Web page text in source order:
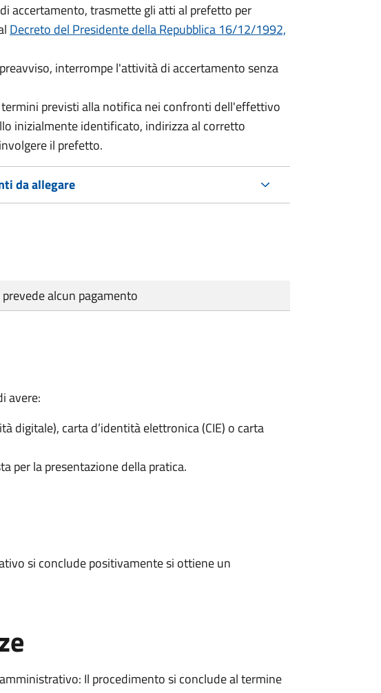
accertamento, trasmette gli atti al prefetto per
Decreto del Presidente della Repubblica 16/12/1992,
interrompe l'attività di accertamento senza
previsti alla notifica nei confronti dell'effettivo
inizialmente identificato, indirizza al corretto
il prefetto.
da allegare
alcun pagamento
avere:
digitale), carta d’identità elettronica (CIE) o carta
per la presentazione della pratica.
si conclude positivamente si ottiene un
Il procedimento si conclude al termine